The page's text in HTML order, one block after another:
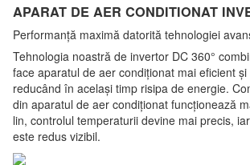
APARAT DE AER CONDITIONAT
Performanță maximă datorită tehnologiei
Tehnologia noastră de invertor DC 360°
face aparatul de aer condiționat mai eficient
reducând în același timp risipa de energie.
din aparatul de aer condiționat funcționează
lin, controlul temperaturii devine mai precis,
este redus vizibil.